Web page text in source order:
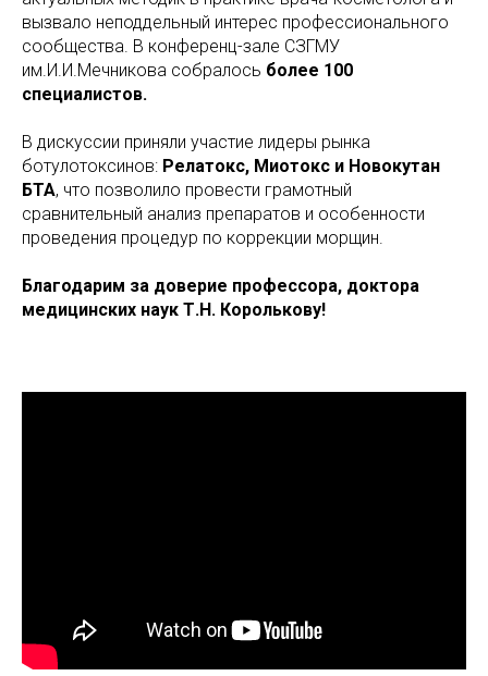
вызвало неподдельный интерес профессионального
сообщества. В конференц-зале СЗГМУ
им.И.И.Мечникова собралось более 100
специалистов.
В дискуссии приняли участие лидеры рынка
ботулотоксинов: Релатокс, Миотокс и Новокутан
БТА, что позволило провести грамотный
сравнительный анализ препаратов и особенности
проведения процедур по коррекции морщин.
Благодарим за доверие профессора, доктора
медицинских наук Т.Н. Королькову!